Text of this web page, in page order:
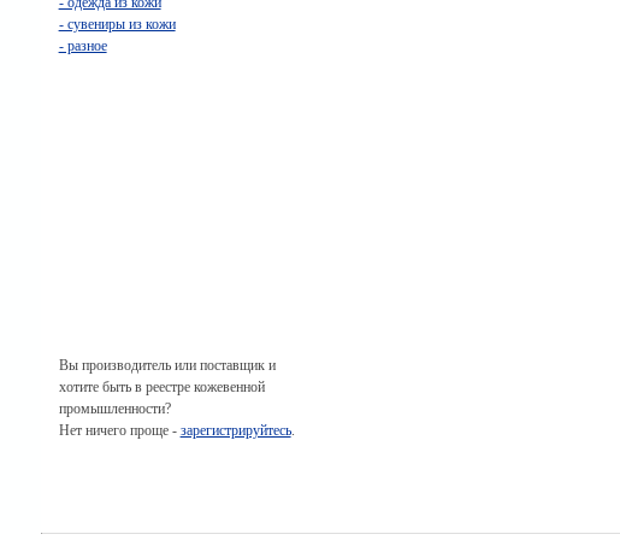
- сувениры из кожи
- разное
Вы производитель или поставщик и
хотите быть в реестре кожевенной
промышленности?
Нет ничего проще - зарегистрируйтесь.